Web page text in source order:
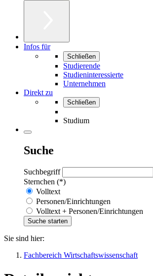
Infos für
Schließen
Studierende
Studieninteressierte
Unternehmen
Direkt zu
Schließen
Studium
Suche
Suchbegriff
Sternchen (*)
Volltext
Personen/Einrichtungen
Volltext + Personen/Einrichtungen
Sie sind hier:
Fachbereich Wirtschaftswissenschaft